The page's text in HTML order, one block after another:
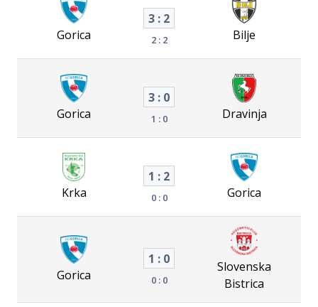
Gorica
3 : 2
2 : 2 Bilje
Gorica
3 : 0
1 : 0 Dravinja
Krka
1 : 2
0 : 0 Gorica
Gorica
1 : 0
0 : 0
Slovenska
Bistrica